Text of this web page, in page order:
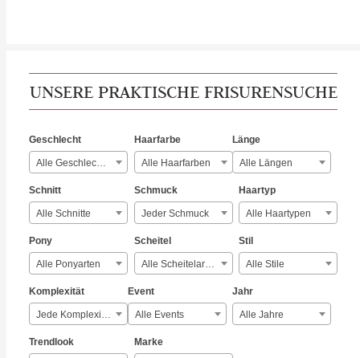
UNSERE PRAKTISCHE FRISURENSUCHE
Geschlecht Haarfarbe
Alle Haarfarben
Länge
Alle Längen
Schnitt
Alle Schnitte
Schmuck
Jeder Schmuck
Haartyp
Alle Haartypen
Pony
Alle Ponyarten
Scheitel
Alle Scheitelarten
Stil
Alle Stile
Komplexität Event
Alle Events
Jahr
Alle Jahre
Trendlook Marke